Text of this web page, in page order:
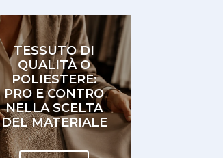
TESSUTO DI
QUALITÀ O
POLIESTERE:
PRO E CONTRO
NELLA SCELTA
DEL MATERIALE